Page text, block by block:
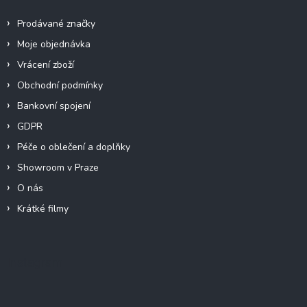
Prodávané značky
Moje objednávka
Vrácení zboží
Obchodní podmínky
Bankovní spojení
GDPR
Péče o oblečení a doplňky
Showroom v Praze
O nás
Krátké filmy